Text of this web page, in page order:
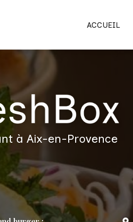
ACCUEIL
à Aix-en-Provence